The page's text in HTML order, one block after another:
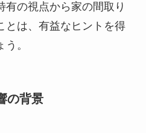
有の視点から家の間取り
とは、有益なヒントを得
。
の背景